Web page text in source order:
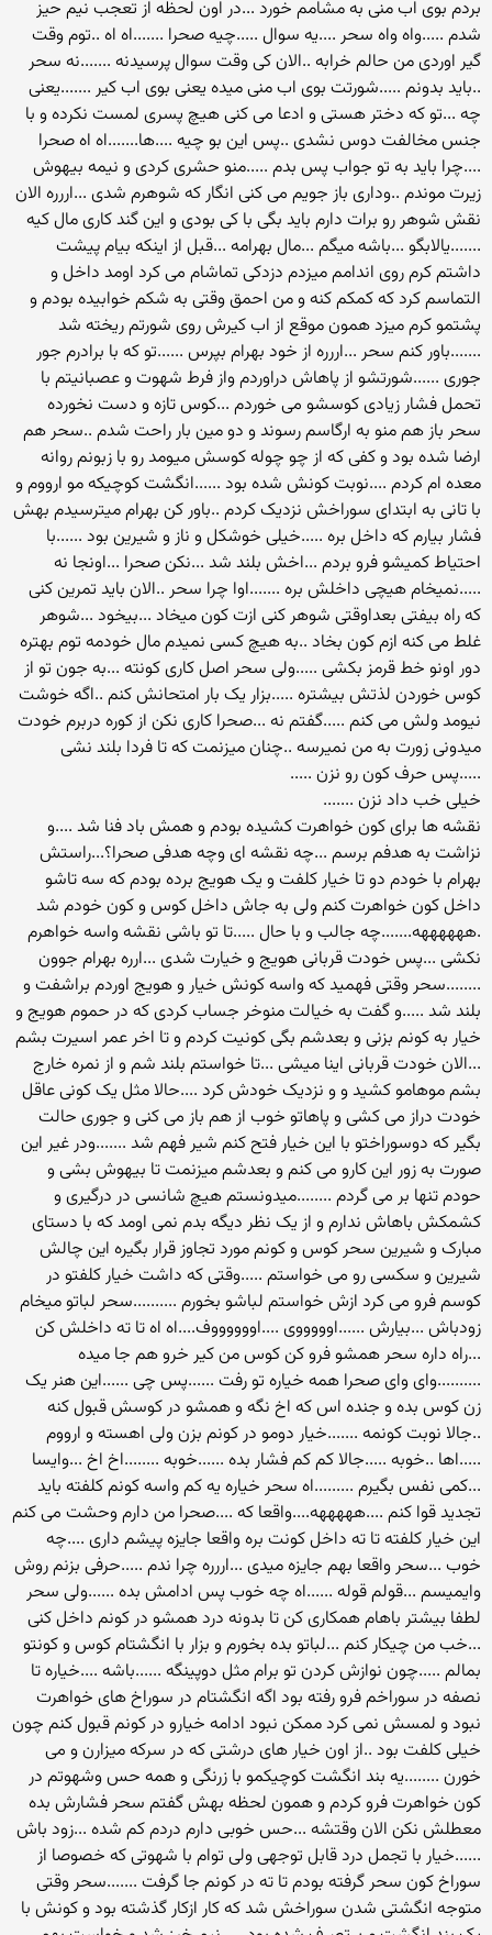
بردم بوی اب منی به مشامم خورد ...در اون لحظه از تعجب نیم حیز
شدم .....واه واه سحر ....یه سوال .....چیه صحرا .......اه اه ..توم وقت
گیر اوردی من حالم خرابه ..الان کی وقت سوال پرسیدنه .......نه سحر
..باید بدونم .....شورتت بوی اب منی میده یعنی بوی اب کیر .......یعنی
چه ...تو که دختر هستی و ادعا می کنی هیچ پسری لمست نکرده و با
جنس مخالفت دوس نشدی ..پس این بو چیه ....ها.......اه اه صحرا
....چرا باید به تو جواب پس بدم .....منو حشری کردی و نیمه بیهوش
زیرت موندم ..وداری باز جویم می کنی انگار که شوهرم شدی ...اررره الان
نقش شوهر رو برات دارم باید بگی با کی بودی و این گند کاری مال کیه
.......یالابگو ...باشه میگم ...مال بهرامه ...قبل از اینکه بیام پیشت
داشتم کرم روی اندامم میزدم دزدکی تماشام می کرد اومد داخل و
التماسم کرد که کمکم کنه و من احمق وقتی به شکم خوابیده بودم و
پشتمو کرم میزد همون موقع از اب کیرش روی شورتم ریخته شد
.......باور کنم سحر ...اررره از خود بهرام بپرس ......تو که با برادرم جور
جوری ......شورتشو از پاهاش دراوردم واز فرط شهوت و عصبانیتم با
تحمل فشار زیادی کوسشو می خوردم ...کوس تازه و دست نخورده
سحر باز هم منو به ارگاسم رسوند و دو مین بار راحت شدم ..سحر هم
ارضا شده بود و کفی که از چو چوله کوسش میومد رو با زبونم روانه
معده ام کردم ....نوبت کونش شده بود ......انگشت کوچیکه مو ارووم و
با تانی به ابتدای سوراخش نزدیک کردم ..باور کن بهرام میترسیدم بهش
فشار بیارم که داخل بره .....خیلی خوشکل و ناز و شیرین بود ......با
احتیاط کمیشو فرو بردم ...اخش بلند شد ...نکن صحرا ...اونجا نه
.....نمیخام هیچی داخلش بره .......اوا چرا سحر ..الان باید تمرین کنی
که راه بیفتی بعداوقتی شوهر کنی ازت کون میخاد ...بیخود ...شوهر
غلط می کنه ازم کون بخاد ..به هیچ کسی نمیدم مال خودمه توم بهتره
دور اونو خط قرمز بکشی .....ولی سحر اصل کاری کونته ...به جون تو از
کوس خوردن لذتش بیشتره .....بزار یک بار امتحانش کنم ..اگه خوشت
نیومد ولش می کنم .....گفتم نه ...صحرا کاری نکن از کوره دربرم خودت
میدونی زورت به من نمیرسه ..چنان میزنمت که تا فردا بلند نشی
.....پس حرف کون رو نزن .....
خیلی خب داد نزن .......
نقشه ها برای کون خواهرت کشیده بودم و همش باد فنا شد ....و
نزاشت به هدفم برسم ...چه نقشه ای وچه هدفی صحرا؟...راستش
بهرام با خودم دو تا خیار کلفت و یک هویج برده بودم که سه تاشو
داخل کون خواهرت کنم ولی به جاش داخل کوس و کون خودم شد
.ههههههه.......چه جالب و با حال .....تا تو باشی نقشه واسه خواهرم
نکشی ...پس خودت قربانی هویج و خیارت شدی ...ارره بهرام جوون
........سحر وقتی فهمید که واسه کونش خیار و هویج اوردم براشفت و
بلند شد .....و گفت به خیالت منوخر جساب کردی که در حموم هویج و
خیار به کونم بزنی و بعدشم بگی کونیت کردم و تا اخر عمر اسیرت بشم
...الان خودت قربانی اینا میشی ...تا خواستم بلند شم و از نمره خارج
بشم موهامو کشید و و نزدیک خودش کرد ....حالا مثل یک کونی عاقل
خودت دراز می کشی و پاهاتو خوب از هم باز می کنی و جوری حالت
بگیر که دوسوراختو با این خیار فتح کنم شیر فهم شد .......ودر غیر این
صورت به زور این کارو می کنم و بعدشم میزنمت تا بیهوش بشی و
حودم تنها بر می گردم ........میدونستم هیچ شانسی در درگیری و
کشمکش باهاش ندارم و از یک نظر دیگه بدم نمی اومد که با دستای
مبارک و شیرین سحر کوس و کونم مورد تجاوز قرار بگیره این چالش
شیرین و سکسی رو می خواستم .....وقتی که داشت خیار کلفتو در
کوسم فرو می کرد ازش خواستم لباشو بخورم ..........سحر لباتو میخام
زودباش ...بیارش ......اوووووی ....اووووووف....اه اه تا ته داخلش کن
...راه داره سحر همشو فرو کن کوس من کیر خرو هم جا میده
..........وای وای صحرا همه خیاره تو رفت ......پس چی ......این هنر یک
زن کوس بده و جنده اس که اخ نگه و همشو در کوسش قبول کنه
..جالا نوبت کونمه .......خیار دومو در کونم بزن ولی اهسته و ارووم
.....اها ..خوبه .....جالا کم کم فشار بده ......خوبه ........اخ اخ ...وایسا
...کمی نفس بگیرم .........اه سحر خیاره یه کم واسه کونم کلفته باید
تجدید قوا کنم ....هههههه....واقعا که ....صحرا من دارم وحشت می کنم
این خیار کلفته تا ته داخل کونت بره واقعا جایزه پیشم داری ....چه
خوب ...سحر واقعا بهم جایزه میدی ...اررره چرا ندم .....حرفی بزنم روش
وایمیسم ...قولم قوله ......اه چه خوب پس ادامش بده ......ولی سحر
لطفا بیشتر باهام همکاری کن تا بدونه درد همشو در کونم داخل کنی
...خب من چیکار کنم ...لباتو بده بخورم و بزار با انگشتام کوس و کونتو
بمالم .....چون نوازش کردن تو برام مثل دوپینگه ......باشه ....خیاره تا
نصفه در سوراخم فرو رفته بود اگه انگشتام در سوراخ های خواهرت
نبود و لمسش نمی کرد ممکن نبود ادامه خیارو در کونم قبول کنم چون
خیلی کلفت بود ..از اون خیار های درشتی که در سرکه میزارن و می
خورن ........یه بند انگشت کوچیکمو با زرنگی و همه حس وشهوتم در
کون خواهرت فرو کردم و همون لحظه بهش گفتم سحر فشارش بده
معطلش نکن الان وقتشه ...حس خوبی دارم دردم کم شده ...زود باش
......خیار با تجمل درد قابل توجهی ولی توام با شهوتی که خصوصا از
سوراخ کون سحر گرفته بودم تا ته در کونم جا گرفت .......سحر وقتی
متوجه انگشتی شدن سوراخش شد که کار ازکار گذشته بود و کونش با